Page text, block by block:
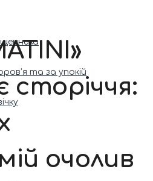
та за упокій
сторіччя:
очолив